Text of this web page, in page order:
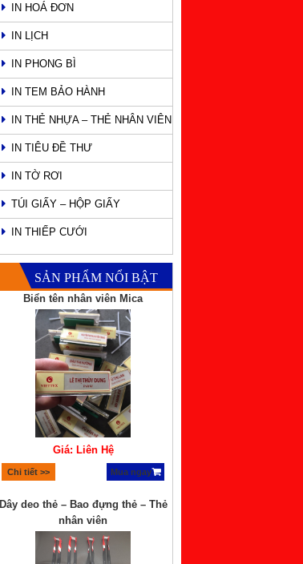
IN HOÁ ĐƠN
IN LỊCH
IN PHONG BÌ
IN TEM BẢO HÀNH
IN THẺ NHỰA – THẺ NHÂN VIÊN
IN TIÊU ĐỀ THƯ
IN TỜ RƠI
TÚI GIẤY – HỘP GIẤY
IN THIẾP CƯỚI
SẢN PHẨM NỔI BẬT
Biển tên nhân viên Mica
Giá: Liên Hệ
Chi tiết >> Mua ngay
Dây deo thẻ – Bao đựng thẻ – Thẻ
nhân viên